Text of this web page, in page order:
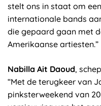
stelt ons in staat om
internationale bands
die gepaard gaan met
Amerikaanse artiesten.”
Nabilla Ait Daoud,
“Met de terugkeer van
pinksterweekend van